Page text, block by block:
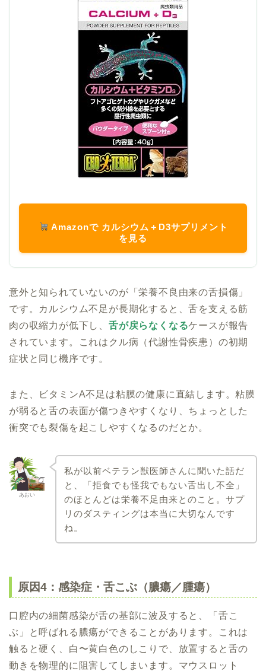
Amazonで カルシウム＋D3サプリメント
を見る
意外と知られていないのが「栄養不良由来の舌損傷」
です。カルシウム不足が長期化すると、舌を支える筋
肉の収縮力が低下し、 舌が戻らなくなるケースが報告
されています。これはクル病（代謝性骨疾患）の初期
症状と同じ機序です。
また、ビタミンA不足は粘膜の健康に直結します。粘膜
が弱ると舌の表面が傷つきやすくなり、ちょっとした
衝突でも裂傷を起こしやすくなるのだとか。
あおい
私が以前ベテラン獣医師さんに聞いた話だ
と、「拒食でも怪我でもない舌出し不全」
のほとんどは栄養不足由来とのこと。サプ
リのダスティングは本当に大切なんです
ね。
原因4：感染症・舌こぶ（膿瘍／腫瘍）
口腔内の細菌感染が舌の基部に波及すると、「舌こ
ぶ」と呼ばれる膿瘍ができることがあります。これは
触ると硬く、白〜黄白色のしこりで、放置すると舌の
動きを物理的に阻害してしまいます。マウスロット